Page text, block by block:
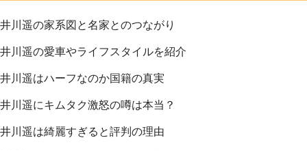
井川遥の家系図と名家とのつながり
井川遥の愛車やライフスタイルを紹介
井川遥はハーフなのか国籍の真実
井川遥にキムタク激怒の噂は本当？
井川遥は綺麗すぎると評判の理由